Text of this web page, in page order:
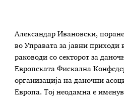
Александар Ивановски,
во Управата за јавни приходи
раководи со секторот за
Европската Фискална
организација на даночни
Европа. Тој неодамна е